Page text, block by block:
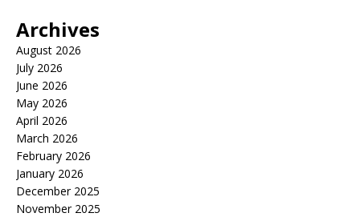
Archives
August 2026
July 2026
June 2026
May 2026
April 2026
March 2026
February 2026
January 2026
December 2025
November 2025